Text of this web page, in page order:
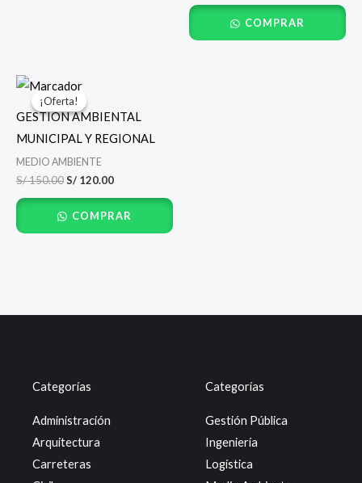
COMPRAR
¡Oferta!
¡Oferta!
GESTIÓN AMBIENTAL
MUNICIPAL Y REGIONAL
MEDIO AMBIENTE
S/150.00
El
precio
original
era:
S/ 150.00.
S/ 120.00
es:
S/ 120.00.
COMPRAR
Categorías
Administración
Arquitectura
Carreteras
Categorías
Gestión Pública
Ingeniería
Logística